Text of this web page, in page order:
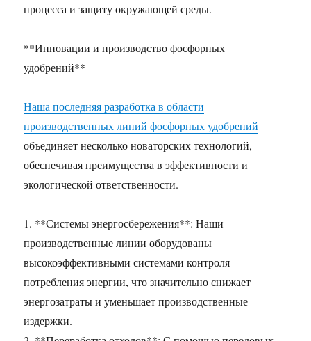
процесса и защиту окружающей среды.
**Инновации и производство фосфорных
удобрений**
Наша последняя разработка в области
производственных линий фосфорных удобрений
объединяет несколько новаторских технологий,
обеспечивая преимущества в эффективности и
экологической ответственности.
1. **Системы энергосбережения**: Наши
производственные линии оборудованы
высокоэффективными системами контроля
потребления энергии, что значительно снижает
энергозатраты и уменьшает производственные
издержки.